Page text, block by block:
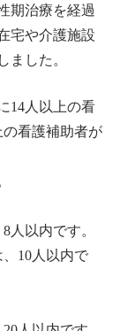
期治療を経過
宅や介護施設
ました。
14人以上の看
看護補助者が
人以内です。
10人以内で